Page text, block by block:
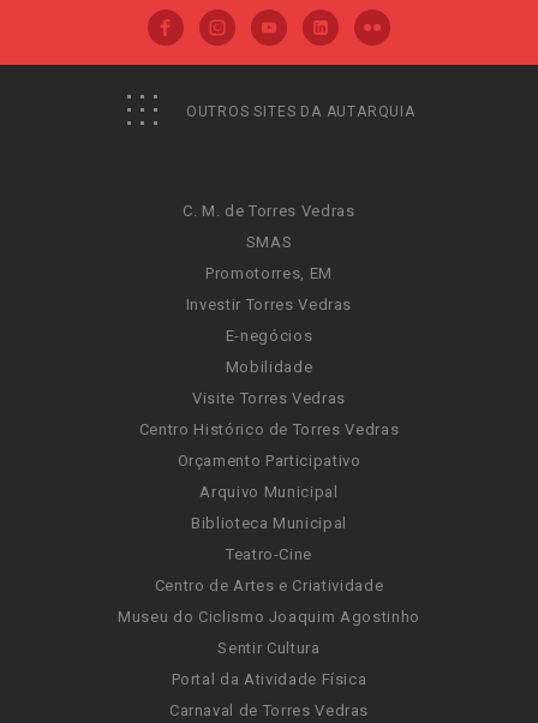
OUTROS SITES DA AUTARQUIA
C. M. de Torres Vedras
SMAS
Promotorres, EM
Investir Torres Vedras
E-negócios
Mobilidade
Visite Torres Vedras
Centro Histórico de Torres Vedras
Orçamento Participativo
Arquivo Municipal
Biblioteca Municipal
Teatro-Cine
Centro de Artes e Criatividade
Museu do Ciclismo Joaquim Agostinho
Sentir Cultura
Portal da Atividade Física
Carnaval de Torres Vedras